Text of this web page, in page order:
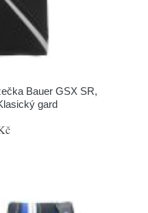
Bauer GSX SR,
gard